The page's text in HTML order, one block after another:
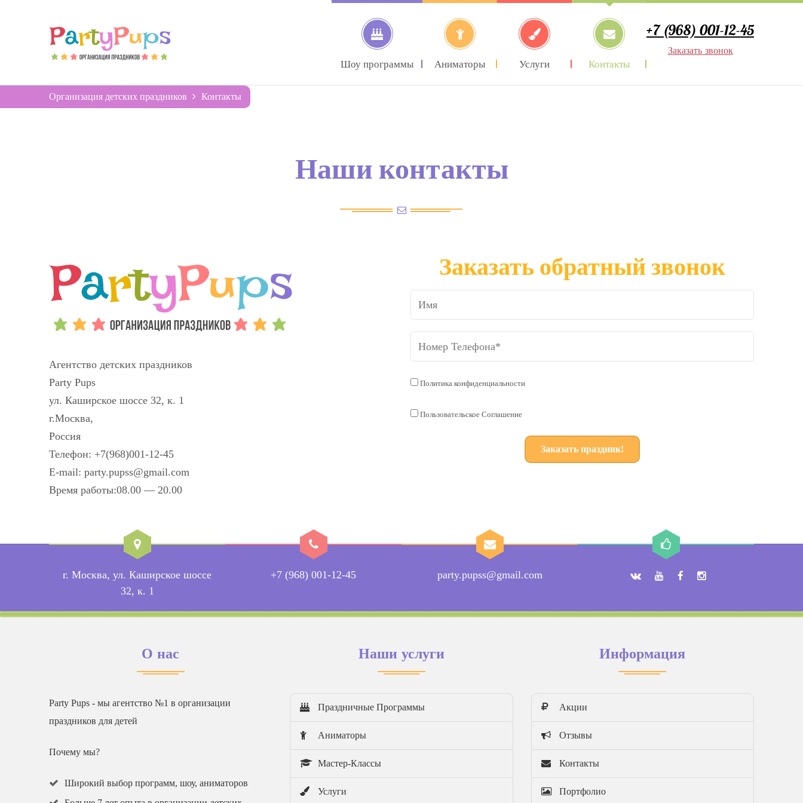
+7 (968) 001-12-45
Заказать звонок
Шоу программы Аниматоры Услуги Контакты
Организация детских праздников Контакты
Наши контакты
Агентство детских праздников
Party Pups
ул. Каширское шоссе 32, к. 1
г.Москва,
Россия
Телефон: +7(968)001-12-45
E-mail: party.pupss@gmail.com
Время работы:08.00 — 20.00
Заказать обратный звонок
Политика конфиденциальности
Пользовательское Соглашение
г. Москва, ул. Каширское шоссе
32, к. 1
+7 (968) 001-12-45 party.pupss@gmail.com
О нас
Party Pups - мы агентство №1 в организации
праздников для детей
Почему мы?
Широкий выбор программ, шоу, аниматоров
Наши услуги
Праздничные Программы
Аниматоры
Мастер-Классы
Услуги
Информация
Акции
Отзывы
Контакты
Портфолио